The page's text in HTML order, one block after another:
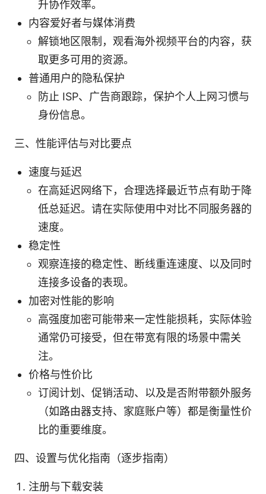
升协作效率。
内容爱好者与媒体消费
解锁地区限制，观看海外视频平台的内容，获
取更多可用的资源。
普通用户的隐私保护
防止 ISP、广告商跟踪，保护个人上网习惯与
身份信息。
三、性能评估与对比要点
速度与延迟
在高延迟网络下，合理选择最近节点有助于降
低总延迟。请在实际使用中对比不同服务器的
速度。
稳定性
观察连接的稳定性、断线重连速度、以及同时
连接多设备的表现。
加密对性能的影响
高强度加密可能带来一定性能损耗，实际体验
通常仍可接受，但在带宽有限的场景中需关
注。
价格与性价比
订阅计划、促销活动、以及是否附带额外服务
（如路由器支持、家庭账户等）都是衡量性价
比的重要维度。
四、设置与优化指南（逐步指南）
注册与下载安装